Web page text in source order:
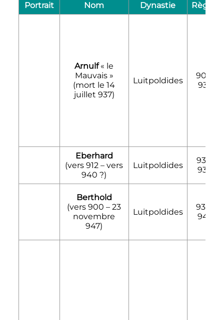
Portrait Nom Dynastie Règne
Arnulf« le
Mauvais »
(mort le14
juillet 937)
Luitpoldides
907-
937
Eberhard
(vers 912 – vers
940 ?)
Luitpoldides
937-
938
Berthold
(vers 900 –23
novembre
947)
Luitpoldides
938-
947